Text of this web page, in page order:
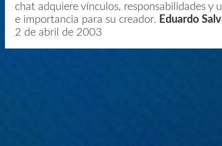
chat adquiere vínculos, responsabilidades y
e importancia para su creador. Eduardo
2 de abril de 2003